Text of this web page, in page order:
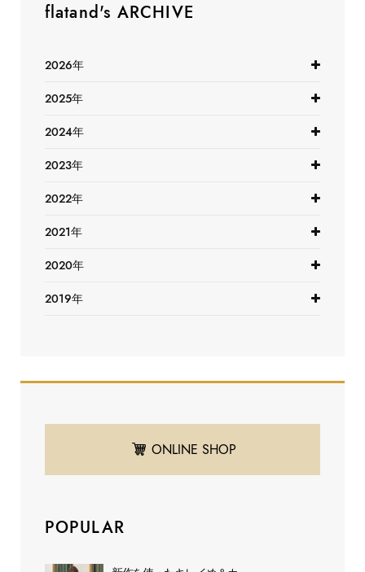
flatand's ARCHIVE
2026年
2025年
2024年
2023年
2022年
2021年
2020年
2019年
ONLINE SHOP
POPULAR